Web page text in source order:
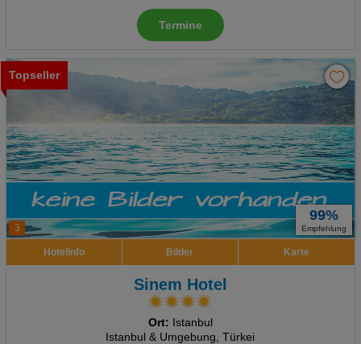
Termine
3
Topseller
99%
Empfehlung
Hotelinfo Bilder Karte
Sinem Hotel
Ort: Istanbul
Istanbul & Umgebung, Türkei